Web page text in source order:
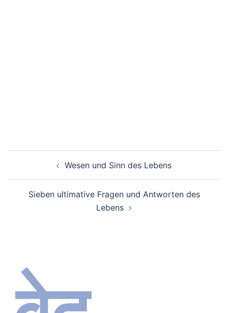
Wesen und Sinn des Lebens
Sieben ultimative Fragen und Antworten des
Lebens